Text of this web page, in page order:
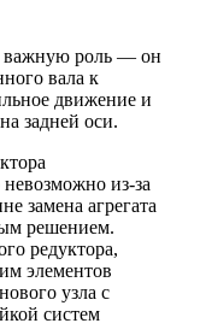
важную роль — он
вала к
движение и
задней оси.
невозможно из-за
замена агрегата
решением.
редуктора,
элементов
узла с
систем